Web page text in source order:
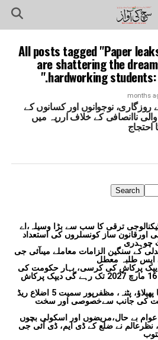
All posts tagged "Paper
are shattering the
hardworking students:
روزگاری، نوجوانوں اور کسانوں کے
ناانصافی کے خلاف ارریہ میں
احتجاج
Search
ترقی کا سب سے بڑا وسیلہ،اے
اورقانون ساز کونسلروں کی استعداد
چوہدری
کے سنگین الزامات معاملے میںآئی جی
پرکاش کی کرسی، بہار حکومت کی
سفارش پر لیا گیا فیصلہ،اب 16 مارچ 2027 تک رہے گی دیپک پرکاش
بہار کے 5 اضلاع میں ڈینگو کا پھیلاؤ، پٹنہ، مظفرپور سمیت 5 اضلاع ریڈ
کی جانب سےخصوصی اور سخت
بے حال،مریضوں اور اسکولی بچوں
نظرعالم نے ضلع کے ڈی ایم، ڈی آئی جی